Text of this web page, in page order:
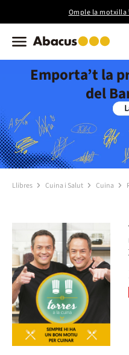
Omple la motxilla
Emporta’t la
del
Llibres Cuina i Salut Cuina